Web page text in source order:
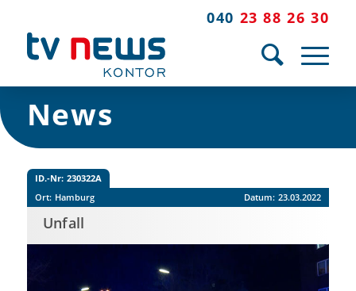
040 23 88 26 30
News
ID.-Nr: 230322A
Ort: Hamburg Datum: 23.03.2022
Unfall